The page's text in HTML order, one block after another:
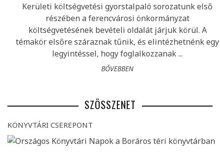
Kerületi költségvetési gyorstalpaló sorozatunk első
részében a ferencvárosi önkormányzat
költségvetésének bevételi oldalát járjuk körül. A
témakör elsőre száraznak tűnik, és elintézhetnénk egy
legyintéssel, hogy foglalkozzanak ...
BŐVEBBEN
SZÖSSZENET
KÖNYVTÁRI CSEREPONT